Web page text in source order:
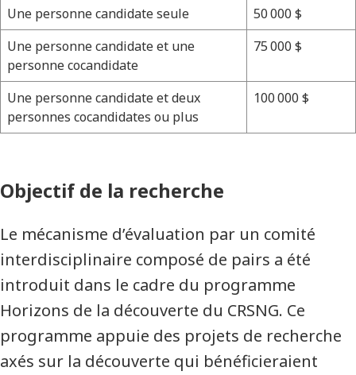
Une personne candidate seule
50 000 $
Une personne candidate et une
personne cocandidate
75 000 $
Une personne candidate et deux
personnes cocandidates ou plus
100 000 $
Objectif de la recherche
Le mécanisme d’évaluation par un comité
interdisciplinaire composé de pairs a été
introduit dans le cadre du programme
Horizons de la découverte du CRSNG. Ce
programme appuie des projets de recherche
axés sur la découverte qui bénéficieraient